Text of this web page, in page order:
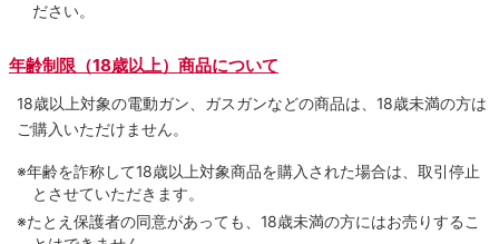
ださい。
年齢制限（18歳以上）商品について
18歳以上対象の電動ガン、ガスガンなどの商品は、18歳未満の方は
ご購入いただけません。
※年齢を詐称して18歳以上対象商品を購入された場合は、取引停止
とさせていただきます。
※たとえ保護者の同意があっても、18歳未満の方にはお売りするこ